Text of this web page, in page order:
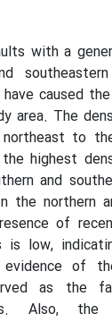
with a
have caused
area. The
to
highest
and
the northern
of
is low,
of
as the
Also,